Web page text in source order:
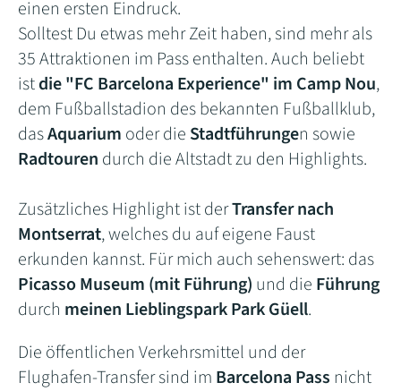
einen ersten Eindruck.
Solltest Du etwas mehr Zeit haben, sind mehr als
35 Attraktionen im Pass enthalten. Auch beliebt
istdie "FC Barcelona Experience" im Camp Nou,
dem Fußballstadion des bekannten Fußballklub,
dasAquarium oder die Stadtführungen sowie
Radtouren durch die Altstadt zu den Highlights.
Zusätzliches Highlight ist derTransfer nach
Montserrat, welches du auf eigene Faust
erkunden kannst. Für mich auch sehenswert: das
Picasso Museum (mit Führung) und die Führung
durch meinen Lieblingspark Park Güell.
Die öffentlichen Verkehrsmittel und der
Flughafen-Transfer sind im Barcelona Pass nicht